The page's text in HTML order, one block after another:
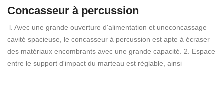
Concasseur à percussion
l. Avec une grande ouverture d'alimentation et uneconcassage
cavité spacieuse, le concasseur à percussion est apte à écraser
des matériaux encombrants avec une grande capacité. 2. Espace
entre le support d'impact du marteau est réglable, ainsi